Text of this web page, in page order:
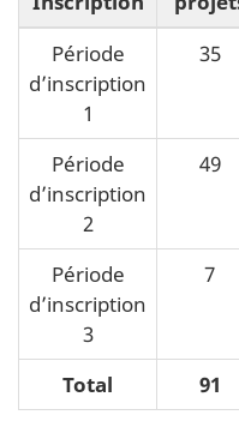
Période
d’inscription
1
35
Période
d’inscription
2
49
Période
d’inscription
3
7
Total 91